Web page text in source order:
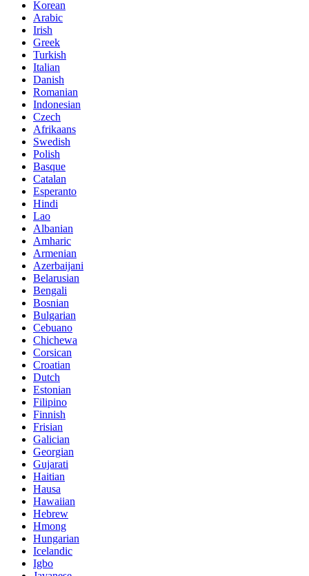
Korean
Arabic
Irish
Greek
Turkish
Italian
Danish
Romanian
Indonesian
Czech
Afrikaans
Swedish
Polish
Basque
Catalan
Esperanto
Hindi
Lao
Albanian
Amharic
Armenian
Azerbaijani
Belarusian
Bengali
Bosnian
Bulgarian
Cebuano
Chichewa
Corsican
Croatian
Dutch
Estonian
Filipino
Finnish
Frisian
Galician
Georgian
Gujarati
Haitian
Hausa
Hawaiian
Hebrew
Hmong
Hungarian
Icelandic
Igbo